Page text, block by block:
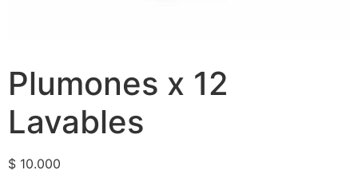
Plumones x 12
Lavables
$ 10.000